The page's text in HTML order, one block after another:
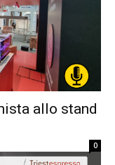
allo stand
0